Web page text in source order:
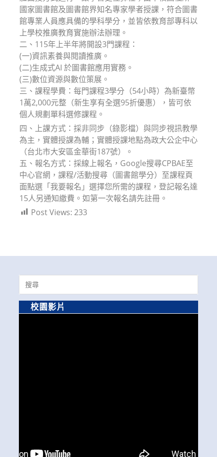
國家圖書館及圖書館界知名專家學者授課，符合圖書
館專業人員應具備的學科學分，並皆依教育部專科以
上學校推廣教育實施辦法辦理。
二、115年上半年將開設3門課程：
(一)資訊素養與閱讀推廣。
(二)生成式AI 於圖書館應用實務。
(三)數位資源與數位策展。
三、課程學費：每門課程3學分（54小時）為新臺幣
1萬2,000元整（新生享有全選95折優惠），皆可依
個人規劃單科選修課程。
四、上課方式：採非同步（錄影檔）與同步視訊教學
為主，實體授課為輔；實體授課地點為政大公企中心
（台北市大安區金華街187號）。
五、報名方式：採線上報名，Google搜尋CPBAE至
中心官網，課程/活動搜尋（圖書館學分）至課程頁
面點選「我要報名」選擇您所需的課程，登記報名達
15人另通知繳費。如第一次報名請先註冊。
Post Views: 233
Search
for:
校園影片